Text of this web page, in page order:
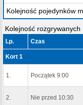
Kolejność pojedynków
Kolejność
Lp. Czas
Kort 1
1. Początek 9:00
2. Nie przed 10:30